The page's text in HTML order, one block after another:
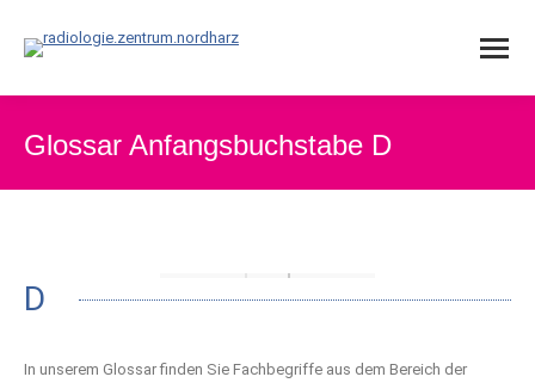
Glossar Anfangsbuchstabe D
D
In unserem Glossar finden Sie Fachbegriffe aus dem Bereich der